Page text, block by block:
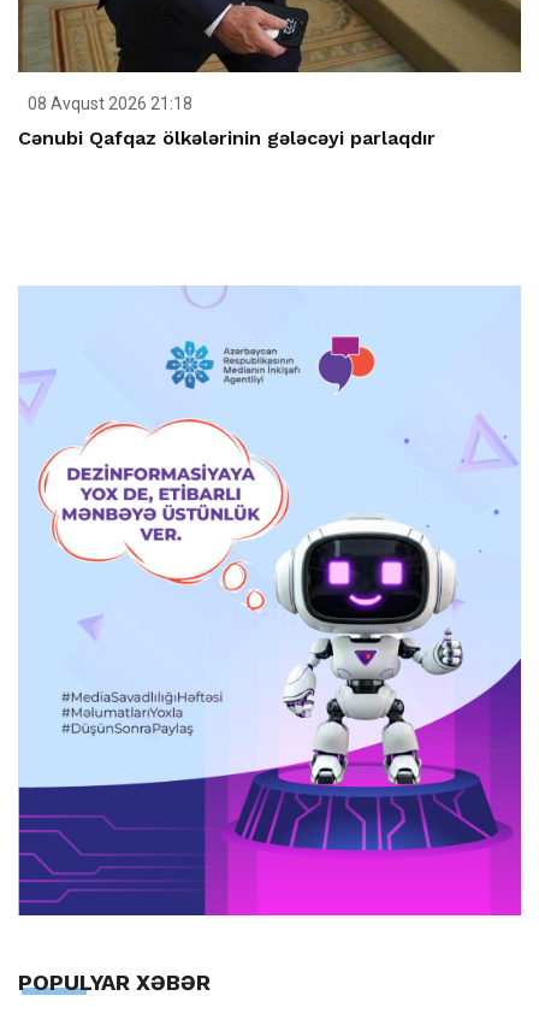
08 Avqust 2026 21:18
Cənubi Qafqaz ölkələrinin gələcəyi parlaqdır
POPULYAR XƏBƏR